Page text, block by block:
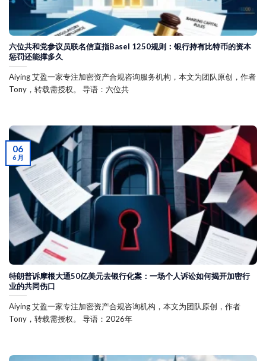
六位共和党参议员联名信直指Basel 1250规则：银行持有比特币的资本
惩罚还能撑多久
Aiying 艾盈一家专注加密资产合规咨询服务机构，本文为团队原创，作者
Tony，转载需授权。 导语：六位共
特朗普诉摩根大通50亿美元去银行化案：一场个人诉讼如何揭开加密行
业的共同伤口
Aiying 艾盈一家专注加密资产合规咨询机构，本文为团队原创，作者
Tony，转载需授权。 导语：2026年
06
6 月